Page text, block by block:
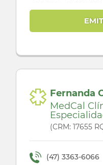
Fernanda
MedCal
(CRM: 17655
(47) 3363-6066